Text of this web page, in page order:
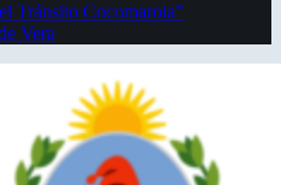
Tránsito Cocomarola”
Vera